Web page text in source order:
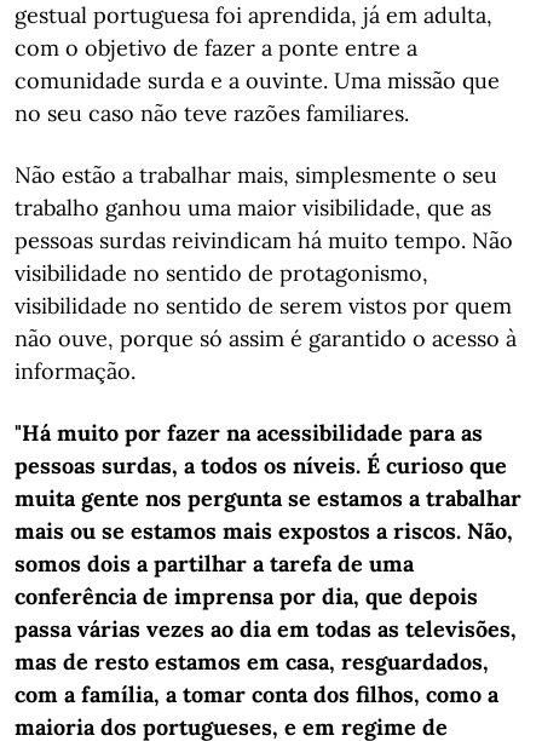
gestual portuguesa foi aprendida, já em adulta,
com o objetivo de fazer a ponte entre a
comunidade surda e a ouvinte. Uma missão que
no seu caso não teve razões familiares.
Não estão a trabalhar mais, simplesmente o seu
trabalho ganhou uma maior visibilidade, que as
pessoas surdas reivindicam há muito tempo. Não
visibilidade no sentido de protagonismo,
visibilidade no sentido de serem vistos por quem
não ouve, porque só assim é garantido o acesso à
informação.
"Há muito por fazer na acessibilidade para as
pessoas surdas, a todos os níveis. É curioso que
muita gente nos pergunta se estamos a trabalhar
mais ou se estamos mais expostos a riscos. Não,
somos dois a partilhar a tarefa de uma
conferência de imprensa por dia, que depois
passa várias vezes ao dia em todas as televisões,
mas de resto estamos em casa, resguardados,
com a família, a tomar conta dos filhos, como a
maioria dos portugueses, e em regime de